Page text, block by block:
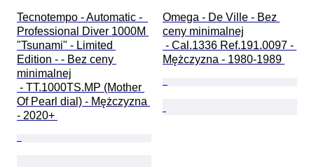
Tecnotempo - Automatic -
Professional Diver 1000M
"Tsunami" - Limited
Edition - - Bez ceny
minimalnej
Of Pearl dial) - Mężczyzna
- 2020+
Omega - De Ville - Bez
ceny minimalnej
Mężczyzna - 1980-1989